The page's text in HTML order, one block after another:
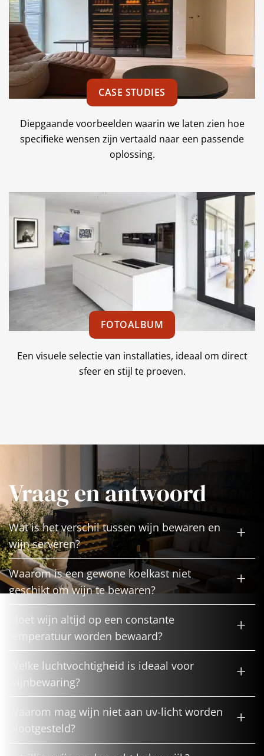
CASE STUDIES
Diepgaande voorbeelden waarin we laten zien hoe
specifieke wensen zijn vertaald naar een passende
oplossing.
FOTOALBUM
Een visuele selectie van installaties, ideaal om direct
sfeer en stijl te proeven.
Vraag en antwoord
Wat is het verschil tussen wijn bewaren en
wijn serveren?
Waarom is een gewone koelkast niet
geschikt om wijn te bewaren?
Moet wijn altijd op een constante
temperatuur worden bewaard?
Welke luchtvochtigheid is ideaal voor
wijnbewaring?
Waarom mag wijn niet aan uv-licht worden
blootgesteld?